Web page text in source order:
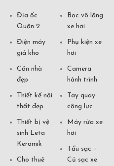
Địa ốc
Quận 2
Điện máy
giá kho
Căn nhà
đẹp
Thiết kế nội
thất đẹp
Thiết bị vệ
sinh Leta
Keramik
Cho thuê
Bọc vô lăng
xe hơi
Phụ kiện xe
hơi
Camera
hành trình
Tay quay
cộng lực
Máy rửa xe
hơi
Tẩu sạc –
Củ sạc xe